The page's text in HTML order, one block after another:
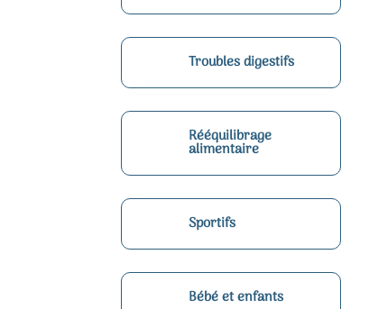
Troubles digestifs
Rééquilibrage
alimentaire
Sportifs
Bébé et enfants